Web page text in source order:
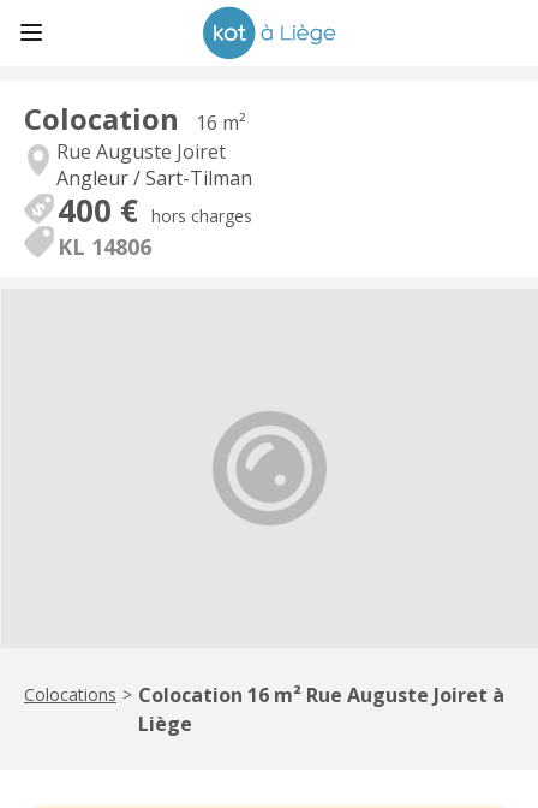
Colocation
16 m²
Rue Auguste Joiret
Angleur / Sart-Tilman
400 € hors charges
KL 14806
Colocations > Colocation 16 m² Rue Auguste Joiret à
Liège